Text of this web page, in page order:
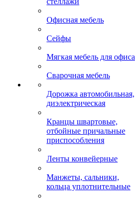
Офисная мебель
Сейфы
Мягкая мебель для офиса
Сварочная мебель
Дорожка автомобильная,
диэлектрическая
Кранцы швартовые,
отбойные причальные
приспособления
Ленты конвейерные
Манжеты, сальники,
кольца уплотнительные